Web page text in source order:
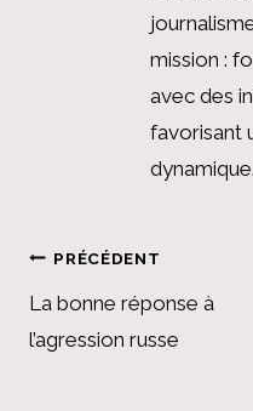
mission :
avec des
favorisant
dynamique.
de
l’article
PRÉCÉDENT
La bonne réponse à
l’agression russe